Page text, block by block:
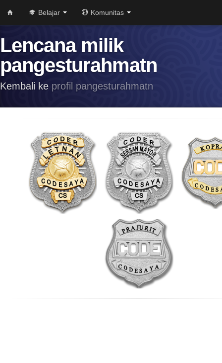
Belajar Komunitas
Lencana milik
pangesturahmatn
Kembali ke profil pangesturahmatn